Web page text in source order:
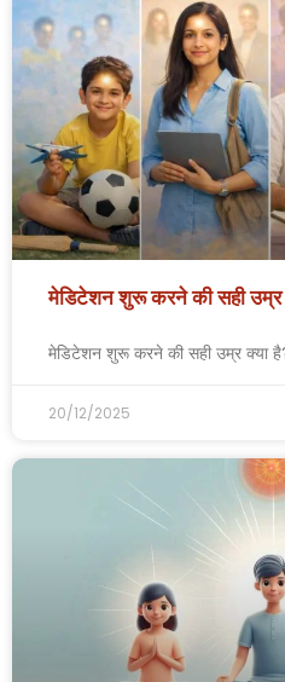
मेडिटेशन शुरू करने की सही उम्र
मेडिटेशन शुरू करने की सही उम्र क्या
20/12/2025